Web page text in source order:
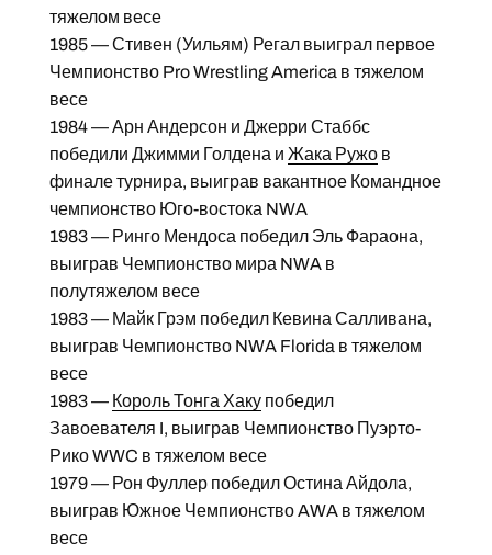
тяжелом весе
1985 — Стивен (Уильям) Регал выиграл первое
Чемпионство Pro Wrestling America в тяжелом
весе
1984 — Арн Андерсон и Джерри Стаббс
победили Джимми Голдена и Жака Ружов
финале турнира, выиграв вакантное Командное
чемпионство Юго-востока NWA
1983 — Ринго Мендоса победил Эль Фараона,
выиграв Чемпионство мира NWA в
полутяжелом весе
1983 — Майк Грэм победил Кевина Салливана,
выиграв Чемпионство NWA Florida в тяжелом
весе
1983 — Король Тонга Хакупобедил
Завоевателя I, выиграв Чемпионство Пуэрто-
Рико WWC в тяжелом весе
1979 — Рон Фуллер победил Остина Айдола,
выиграв Южное Чемпионство AWA в тяжелом
весе